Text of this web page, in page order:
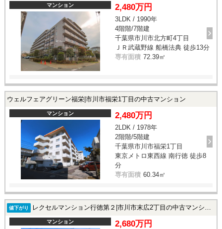
マンション 2,480万円
3LDK / 1990年
4階階/7階建
千葉県市川市北方町4丁目
ＪＲ武蔵野線 船橋法典 徒歩13分
専有面積 72.39㎡
ウェルフェアグリーン福栄|市川市福栄1丁目の中古マンション
マンション 2,480万円
2LDK / 1978年
2階階/5階建
千葉県市川市福栄1丁目
東京メトロ東西線 南行徳 徒歩8
分
専有面積 60.34㎡
値下がり レクセルマンション行徳第２|市川市末広2丁目の中古マンション
マンション 2,680万円